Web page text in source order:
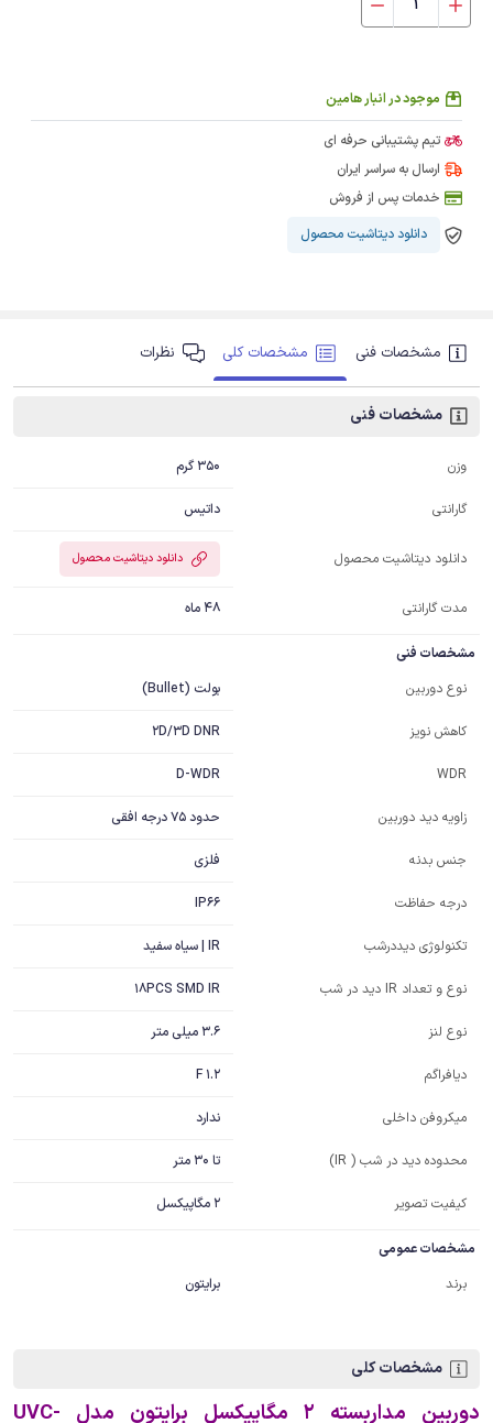
موجود در انبار هامین
تیم پشتیبانی حرفه ای
ارسال به سراسر ایران
خدمات پس از فروش
دانلود دیتاشیت محصول
مشخصات فنی مشخصات کلی نظرات
مشخصات فنی
وزن 350 گرم
گارانتی داتیس
دانلود دیتاشیت محصول دانلود دیتاشیت محصول
مدت گارانتی 48 ماه
مشخصات فنی
نوع دوربین
بولت (Bullet)
کاهش نویز 2D/3D DNR
WDR
D-WDR
زاویه دید دوربین حدود 75 درجه افقی
جنس بدنه فلزی
درجه حفاظت IP66
تکنولوژی دیددرشب IR | سیاه سفید
نوع و تعداد IR دید در شب 18PCS SMD IR
نوع لنز 3.6 میلی متر
دیافراگم F 1.2
میکروفن داخلی ندارد
محدوده دید در شب ( IR) تا 30 متر
کیفیت تصویر 2 مگاپیکسل
مشخصات عمومی
برند
برایتون
مشخصات کلی
دوربین مداربسته 2 مگاپیکسل برایتون مدل UVC-